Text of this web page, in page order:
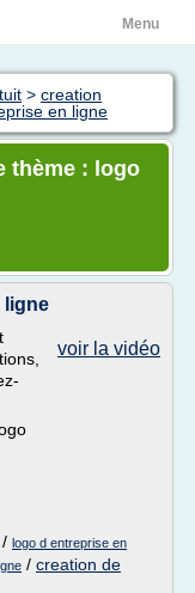
Menu
> creation
en ligne
thème : logo
ligne
voir la vidéo
/ logo d entreprise en
/ creation de